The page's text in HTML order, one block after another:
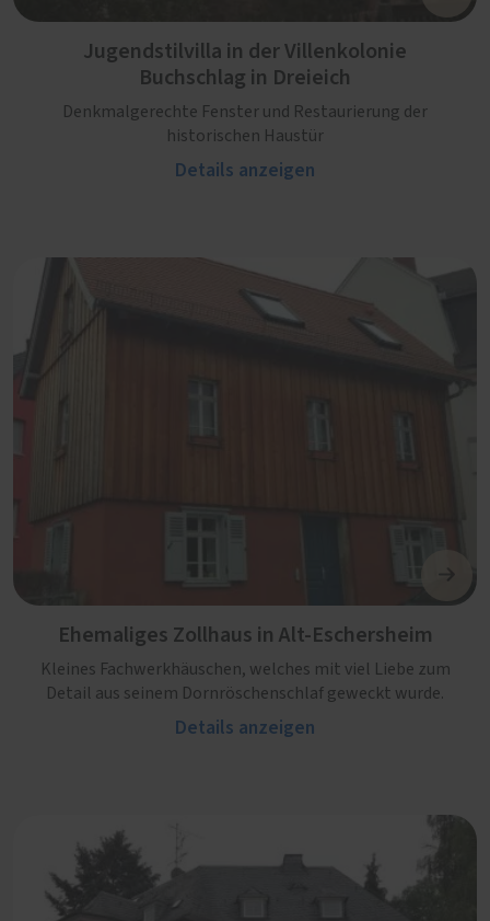
Jugendstilvilla in der Villenkolonie
Buchschlag in Dreieich
Denkmalgerechte Fenster und Restaurierung der
historischen Haustür
Details anzeigen
Ehemaliges Zollhaus in Alt-Eschersheim
Kleines Fachwerkhäuschen, welches mit viel Liebe zum
Detail aus seinem Dornröschenschlaf geweckt wurde.
Details anzeigen